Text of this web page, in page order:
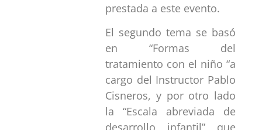
prestada a este evento.
El segundo tema se basó
en “Formas del
tratamiento con el niño “a
cargo del Instructor Pablo
Cisneros, y por otro lado
la “Escala abreviada de